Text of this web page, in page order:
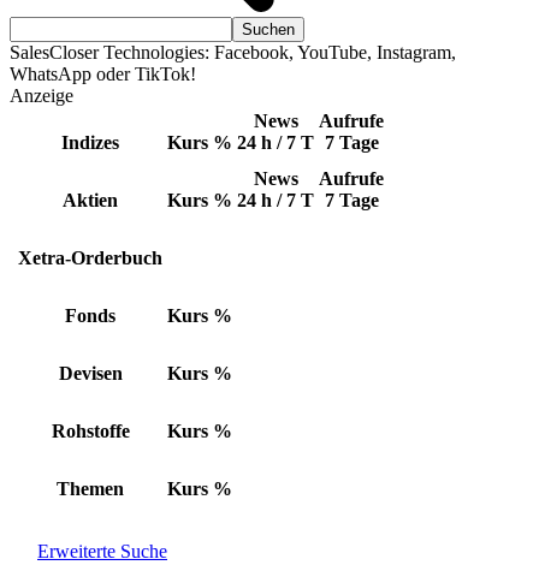
SalesCloser Technologies: Facebook, YouTube, Instagram,
WhatsApp oder TikTok!
Anzeige
Indizes Kurs %
News
24 h / 7 T
Aufrufe
7 Tage
Aktien Kurs %
News
24 h / 7 T
Aufrufe
7 Tage
Xetra-Orderbuch
Fonds Kurs %
Devisen Kurs %
Rohstoffe Kurs %
Themen Kurs %
Erweiterte Suche